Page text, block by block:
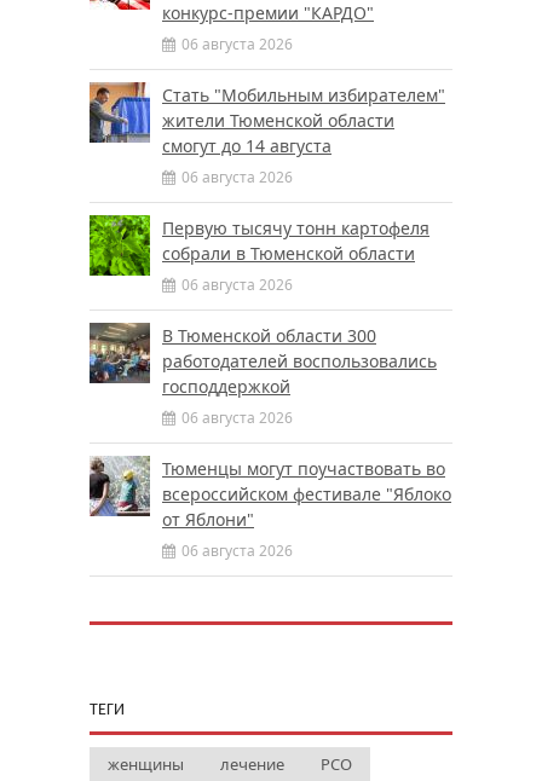
конкурс-премии "КАРДО"
06 августа 2026
Стать "Мобильным избирателем"
жители Тюменской области
смогут до 14 августа
06 августа 2026
Первую тысячу тонн картофеля
собрали в Тюменской области
06 августа 2026
В Тюменской области 300
работодателей воспользовались
господдержкой
06 августа 2026
Тюменцы могут поучаствовать во
всероссийском фестивале "Яблоко
от Яблони"
06 августа 2026
ТЕГИ
женщины лечение
РСО